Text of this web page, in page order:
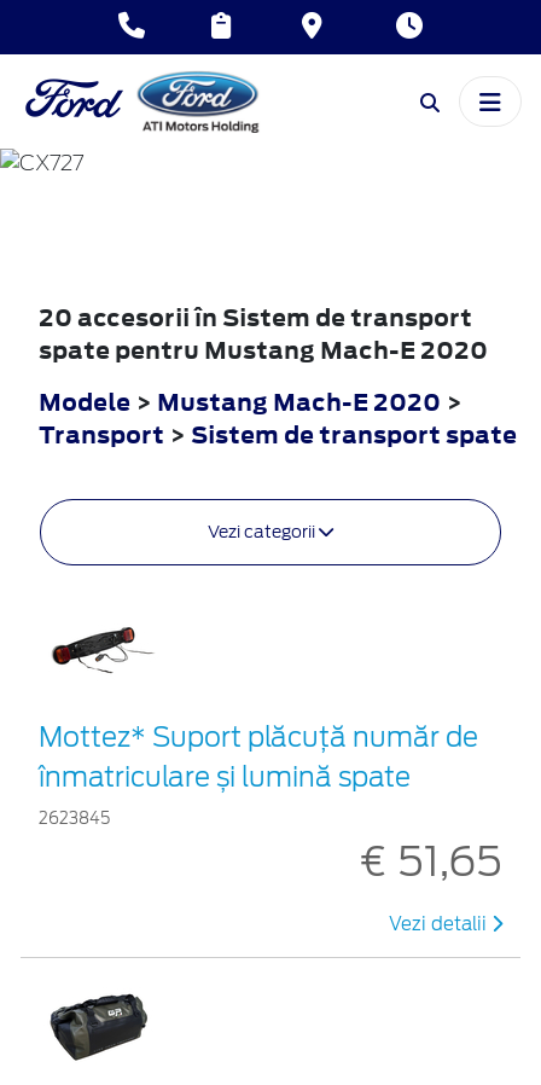
MUSTANG
MACH-E
20 accesorii în Sistem de transport
spate pentru Mustang Mach-E 2020
Modele > Mustang Mach-E 2020 >
Transport > Sistem de transport spate
Vezi categorii
Mottez* Suport plăcuță număr de
înmatriculare și lumină spate
2623845
€ 51,65
Vezi detalii